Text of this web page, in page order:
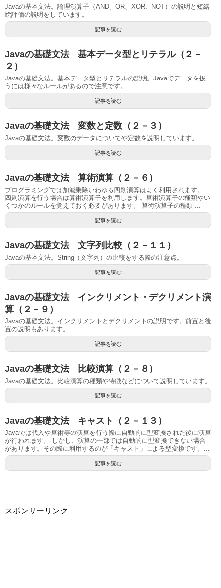
Javaの基本文法。論理演算子（AND、OR、XOR、NOT）の説明と短絡
絵評価の説明をしています。
記事を読む
Javaの基礎文法 基本データ型とリテラル（２－
２）
Javaの基礎文法。基本データ型とリテラルの説明。Javaでデータを扱
うには様々なルールがあるので注意です。
記事を読む
Javaの基礎文法 変数と定数（２－３）
Javaの基礎文法。変数のデータについてや定数を説明しています。
記事を読む
Javaの基礎文法 算術演算（２－６）
プログラミングでは加減乗除いわゆる四則演算はよく利用されます。
四則演算を行う場合は算術演算子を利用します。算術演算子の種類やい
くつかのルールを覚えておく必要があります。 算術演算子の種類 ...
記事を読む
Javaの基礎文法 文字列比較（２－１１）
Javaの基本文法。String（文字列）の比較をする際の注意点。
記事を読む
Javaの基礎文法 インクリメント・デクリメント演
算（２－９）
Javaの基礎文法。インクリメントとデクリメントの説明です。前置と後
置の説明もあります。
記事を読む
Javaの基礎文法 比較演算（２－８）
Javaの基礎文法。比較演算の種類や特徴などについて説明しています。
記事を読む
Javaの基礎文法 キャスト（２－１３）
Javaでは代入や算術等の演算を行う際に自動的に型変換された後に演算
が行われます。 しかし、演算の一部では自動的に型変換できない場合
があります。その際に利用するのが「キャスト」による型変換です。...
記事を読む
スポンサーリンク